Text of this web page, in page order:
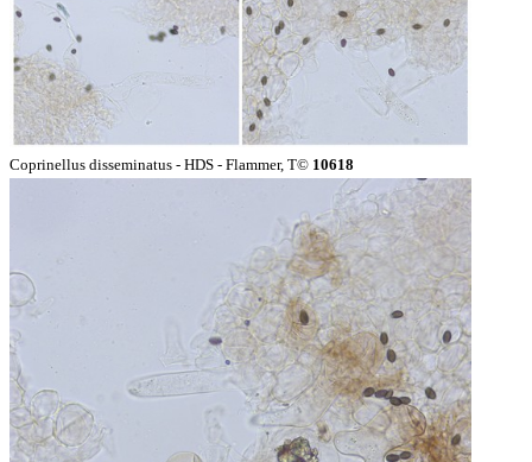
Coprinellus disseminatus - HDS - Flammer, T© 10618